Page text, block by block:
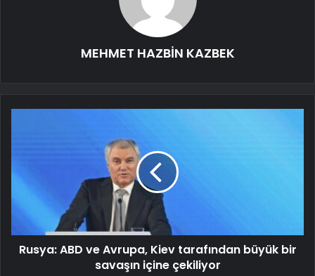
MEHMET HAZBİN KAZBEK
Rusya: ABD ve Avrupa, Kiev tarafından büyük bir
savaşın içine çekiliyor